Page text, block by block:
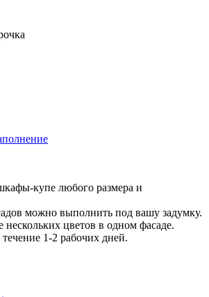
купе любого размера и
можно выполнить под вашу задумку.
цветов в одном фасаде.
1-2 рабочих дней.